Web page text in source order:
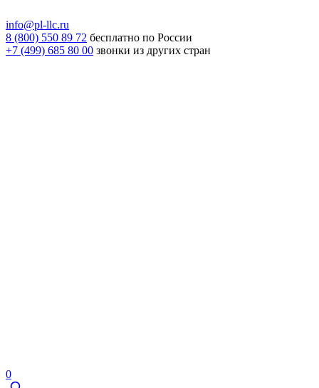
info@pl-llc.ru
8 (800) 550 89 72 бесплатно по России
+7 (499) 685 80 00 звонки из других стран
0